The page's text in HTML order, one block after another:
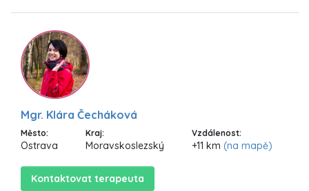
Mgr. Klára Čecháková
Město:
Ostrava
Kraj:
Moravskoslezský
Vzdálenost:
+11 km (na mapě)
Kontaktovat terapeuta